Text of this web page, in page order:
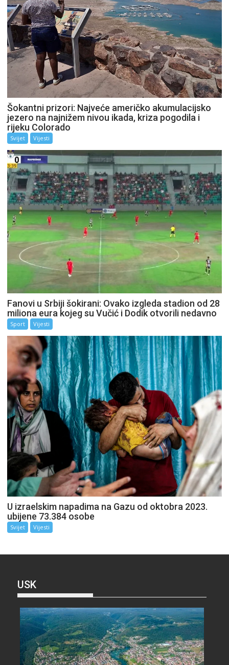
Šokantni prizori: Najveće američko akumulacijsko
jezero na najnižem nivou ikada, kriza pogodila i
rijeku Colorado
Svijet Vijesti
Fanovi u Srbiji šokirani: Ovako izgleda stadion od 28
miliona eura kojeg su Vučić i Dodik otvorili nedavno
Sport Vijesti
U izraelskim napadima na Gazu od oktobra 2023.
ubijene 73.384 osobe
Svijet Vijesti
USK